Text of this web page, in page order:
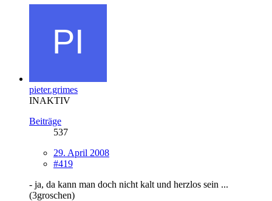
pieter.grimes
INAKTIV
Beiträge
537
29. April 2008
#419
- ja, da kann man doch nicht kalt und herzlos sein ...
(3groschen)